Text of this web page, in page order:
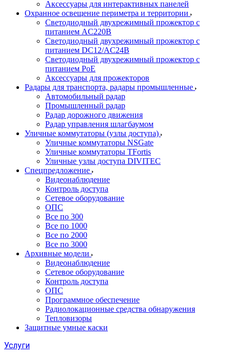
Аксессуары для интерактивных панелей
Охранное освещение периметра и территории
Светодиодный двухрежимный прожектор с
питанием AC220В
Светодиодный двухрежимный прожектор с
питанием DC12/AC24В
Светодиодный двухрежимный прожектор с
питанием PoE
Аксессуары для прожекторов
Радары для транспорта, радары промышленные
Автомобильный радар
Промышленный радар
Радар дорожного движения
Радар управления шлагбаумом
Уличные коммутаторы (узлы доступа)
Уличные коммутаторы NSGate
Уличные коммутаторы TFortis
Уличные узлы доступа DIVITEC
Спецпредложение
Видеонаблюдение
Контроль доступа
Сетевое оборудование
ОПС
Все по 300
Все по 1000
Все по 2000
Все по 3000
Архивные модели
Видеонаблюдение
Сетевое оборудование
Контроль доступа
ОПС
Программное обеспечение
Радиолокационные средства обнаружения
Тепловизоры
Защитные умные каски
Услуги